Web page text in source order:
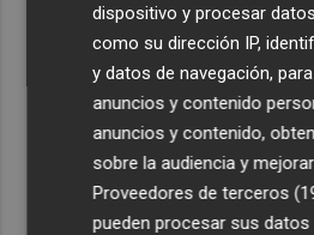
Una gran cadena humana de
vuelve a abrazar en las playas
Levantan el confinamiento del
de Sierra Engarcerán por el
dispositivo y procesar
como su dirección IP,
y datos de navegación,
anuncios y contenido
anuncios y contenido,
sobre la audiencia y
Proveedores de terceros
pueden procesar sus